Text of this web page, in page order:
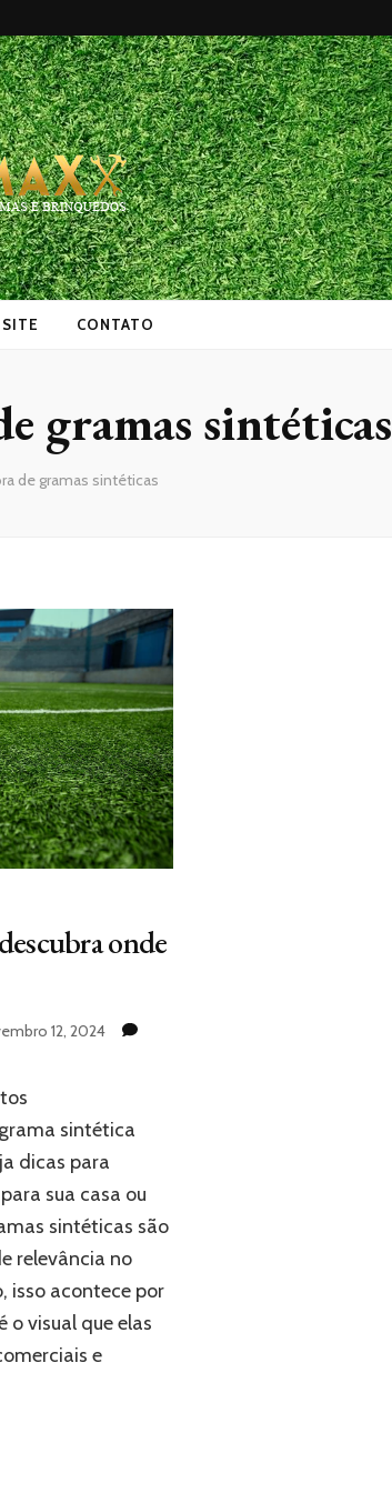
CONTATO
gramas sintéticas
de gramas sintéticas
onde
12, 2024
sintética
dicas para
sua casa ou
sintéticas são
relevância no
isso acontece por
o visual que elas
e